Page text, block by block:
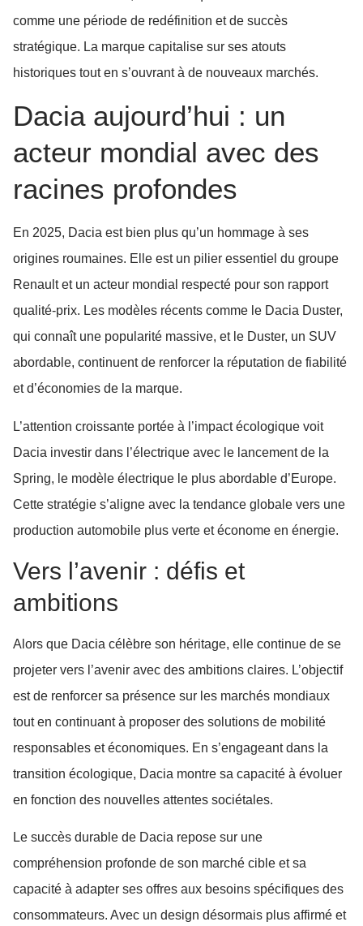
comme une période de redéfinition et de succès
stratégique. La marque capitalise sur ses atouts
historiques tout en s’ouvrant à de nouveaux marchés.
Dacia aujourd’hui : un
acteur mondial avec des
racines profondes
En 2025, Dacia est bien plus qu’un hommage à ses
origines roumaines. Elle est un pilier essentiel du groupe
Renault et un acteur mondial respecté pour son rapport
qualité-prix. Les modèles récents comme le Dacia Duster,
qui connaît une popularité massive, et le Duster, un SUV
abordable, continuent de renforcer la réputation de fiabilité
et d’économies de la marque.
L’attention croissante portée à l’impact écologique voit
Dacia investir dans l’électrique avec le lancement de la
Spring, le modèle électrique le plus abordable d’Europe.
Cette stratégie s’aligne avec la tendance globale vers une
production automobile plus verte et économe en énergie.
Vers l’avenir : défis et
ambitions
Alors que Dacia célèbre son héritage, elle continue de se
projeter vers l’avenir avec des ambitions claires. L’objectif
est de renforcer sa présence sur les marchés mondiaux
tout en continuant à proposer des solutions de mobilité
responsables et économiques. En s’engageant dans la
transition écologique, Dacia montre sa capacité à évoluer
en fonction des nouvelles attentes sociétales.
Le succès durable de Dacia repose sur une
compréhension profonde de son marché cible et sa
capacité à adapter ses offres aux besoins spécifiques des
consommateurs. Avec un design désormais plus affirmé et